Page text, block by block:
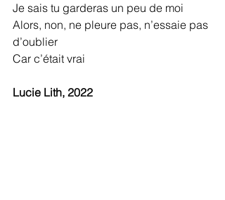
Je sais tu garderas un peu de moi
Alors, non, ne pleure pas, n’essaie pas
d’oublier
Car c’était vrai
Lucie Lith, 2022